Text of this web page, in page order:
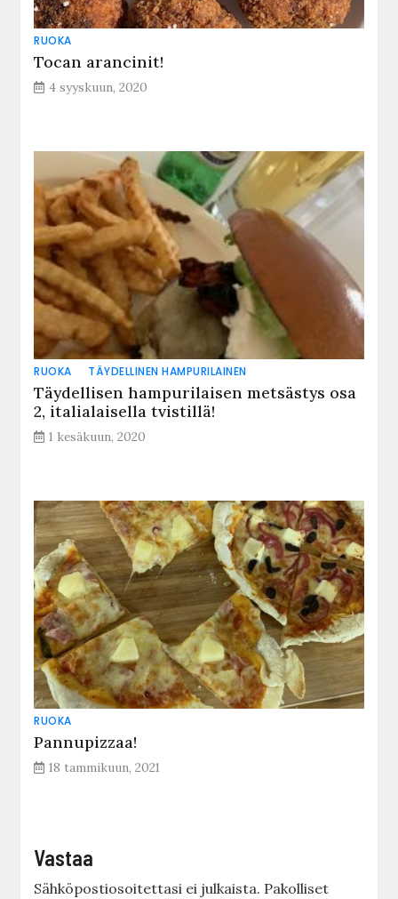
RUOKA
Tocan arancinit!
4 syyskuun, 2020
RUOKA TÄYDELLINEN HAMPURILAINEN
Täydellisen hampurilaisen metsästys osa
2, italialaisella tvistillä!
1 kesäkuun, 2020
RUOKA
Pannupizzaa!
18 tammikuun, 2021
Vastaa
Sähköpostiosoitettasi ei julkaista. Pakolliset